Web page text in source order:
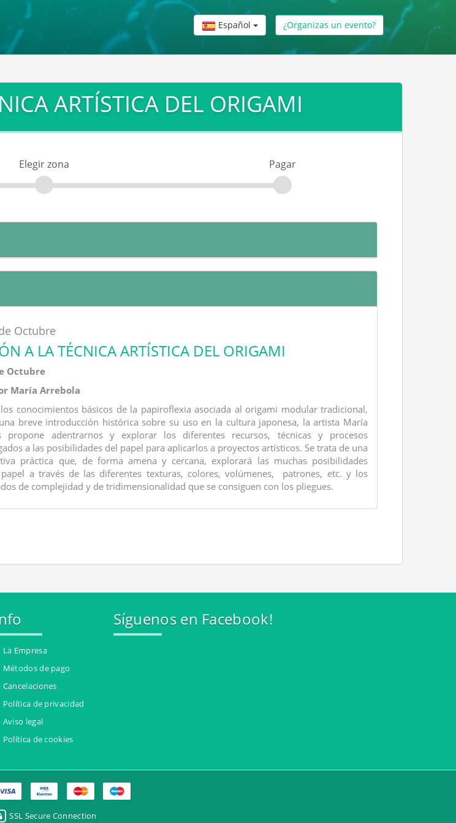
Español ¿Organizas un evento?
ARTÍSTICA DEL ORIGAMI
Elegir zona Pagar
Octubre
A LA TÉCNICA ARTÍSTICA DEL ORIGAMI
Octubre
María Arrebola
conocimientos básicos de la papiroflexia asociada al origami modular tradicional,
breve introducción histórica sobre su uso en la cultura japonesa, la artista María
propone adentrarnos y explorar los diferentes recursos, técnicas y procesos
a las posibilidades del papel para aplicarlos a proyectos artísticos. Se trata de una
práctica que, de forma amena y cercana, explorará las muchas posibilidades
a través de las diferentes texturas, colores, volúmenes, patrones, etc. y los
de complejidad y de tridimensionalidad que se consiguen con los pliegues.
La Empresa
Métodos de pago
Cancelaciones
Política de privacidad
Aviso legal
Política de cookies
Síguenos en Facebook!
SSL Secure Connection